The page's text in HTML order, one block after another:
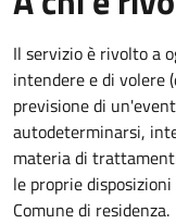
Il servizio è rivolto a
intendere e di volere
previsione di
autodeterminarsi,
materia di
le proprie
Comune di residenza.